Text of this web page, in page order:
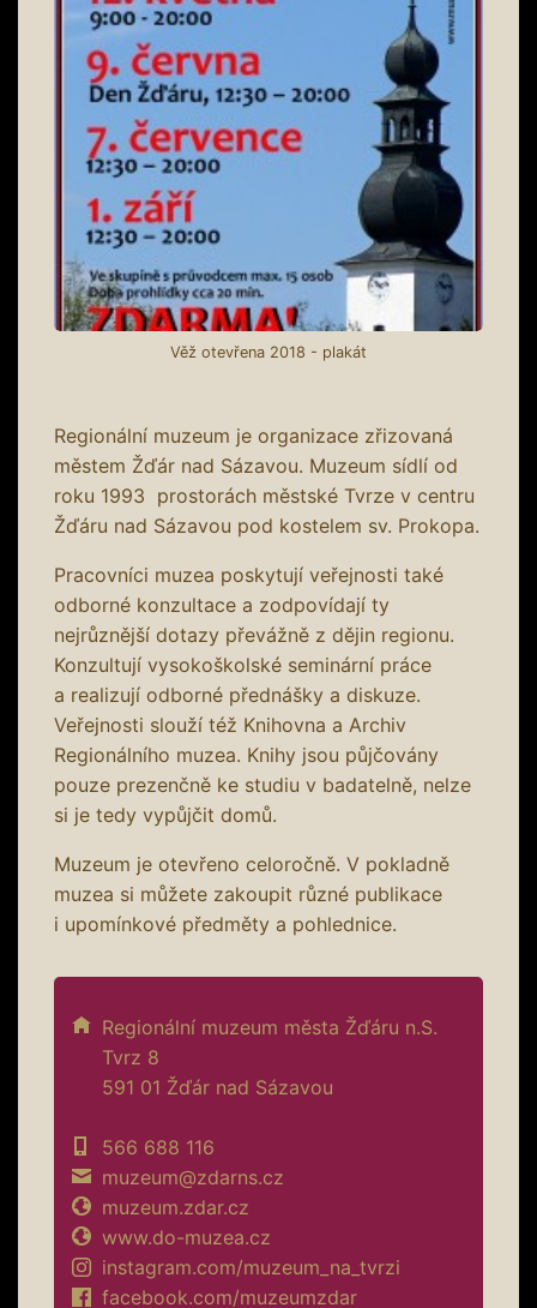
Věž otevřena 2018 - plakát
Regionální muzeum je organizace zřizovaná
městem Žďár nad Sázavou. Muzeum sídlí od
roku 1993 prostorách městské Tvrze v centru
Žďáru nad Sázavou pod kostelem sv. Prokopa.
Pracovníci muzea poskytují veřejnosti také
odborné konzultace a zodpovídají ty
nejrůznější dotazy převážně z dějin regionu.
Konzultují vysokoškolské seminární práce
a realizují odborné přednášky a diskuze.
Veřejnosti slouží též Knihovna a Archiv
Regionálního muzea. Knihy jsou půjčovány
pouze prezenčně ke studiu v badatelně, nelze
si je tedy vypůjčit domů.
Muzeum je otevřeno celoročně. V pokladně
muzea si můžete zakoupit různé publikace
i upomínkové předměty a pohlednice.
Regionální muzeum města Žďáru n.S.
Tvrz 8
591 01 Žďár nad Sázavou
566 688 116
muzeum@zdarns.cz
muzeum.zdar.cz
www.do-muzea.cz
instagram.com/muzeum_na_tvrzi
facebook.com/muzeumzdar